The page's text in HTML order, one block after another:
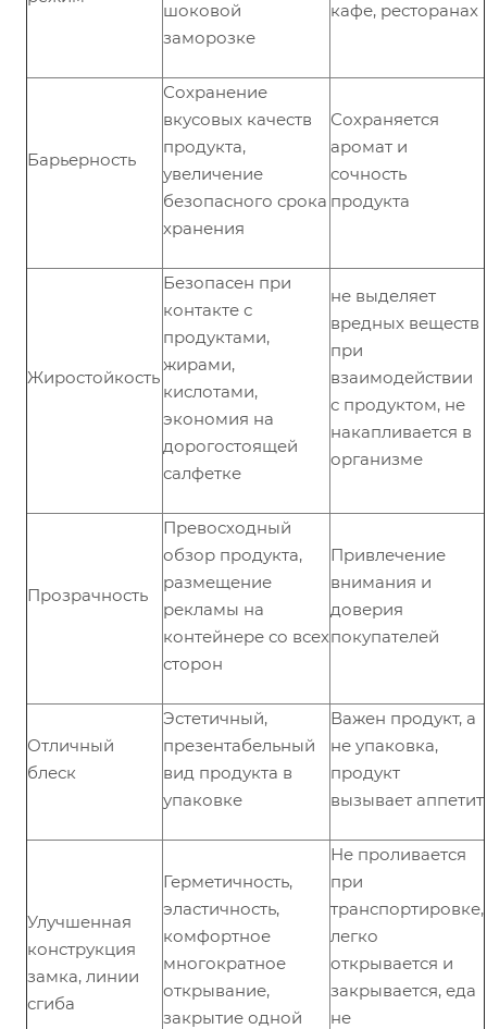
шоковой
заморозке
кафе, ресторанах
Барьерность
Сохранение
вкусовых качеств
продукта,
увеличение
безопасного срока
хранения
Сохраняется
аромат и
сочность
продукта
Жиростойкость
Безопасен при
контакте с
продуктами,
жирами,
кислотами,
экономия на
дорогостоящей
салфетке
не выделяет
вредных веществ
при
взаимодействии
с продуктом, не
накапливается в
организме
Прозрачность
Превосходный
обзор продукта,
размещение
рекламы на
контейнере со всех
сторон
Привлечение
внимания и
доверия
покупателей
Отличный
блеск
Эстетичный,
презентабельный
вид продукта в
упаковке
Важен продукт, а
не упаковка,
продукт
вызывает аппетит
Улучшенная
конструкция
замка, линии
сгиба
Герметичность,
эластичность,
комфортное
многократное
открывание,
закрытие одной
Не проливается
при
транспортировке,
легко
открывается и
закрывается, еда
не